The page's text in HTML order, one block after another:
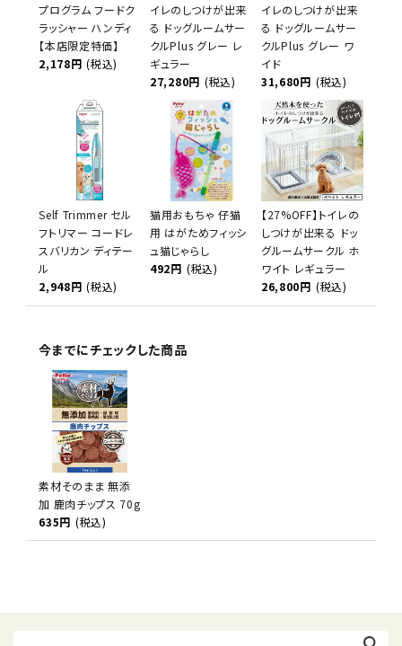
プログラム フードク
ラッシャー ハンディ
【本店限定特価】
2,178円 (税込)
イレのしつけが出来
る ドッグルームサー
クルPlus グレー レ
ギュラー
27,280円 (税込)
イレのしつけが出来
る ドッグルームサー
クルPlus グレー ワ
イド
31,680円 (税込)
Self Trimmer セル
フトリマー コードレ
スバリカン ディテー
ル
2,948円 (税込)
猫用おもちゃ 仔猫
用 はがためフィッシ
ュ猫じゃらし
492円 (税込)
【27%OFF】トイレの
しつけが出来る ドッ
グルームサークル ホ
ワイト レギュラー
26,800円 (税込)
今までにチェックした商品
素材そのまま 無添
加 鹿肉チップス 70g
635円 (税込)